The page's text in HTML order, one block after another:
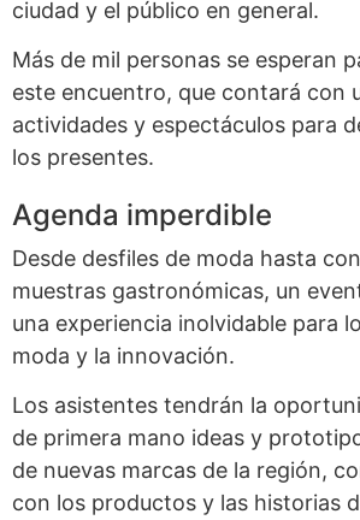
ciudad y el público en general.
Más de mil personas se esperan
este encuentro, que contará con
actividades y espectáculos para
los presentes.
Agenda imperdible
Desde desfiles de moda hasta
muestras gastronómicas, un
una experiencia inolvidable para
moda y la innovación.
Los asistentes tendrán la
de primera mano ideas y
de nuevas marcas de la región,
con los productos y las historias